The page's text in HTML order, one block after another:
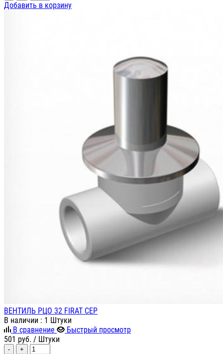
Добавить в корзину
ВЕНТИЛЬ РЦО 32 FIRAT СЕР
В наличии : 1 Штуки
В сравнение
Быстрый просмотр
501 руб. / Штуки
- +